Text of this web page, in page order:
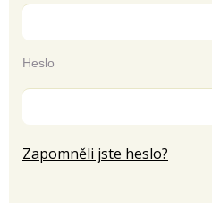
Heslo
Zapomněli jste heslo?